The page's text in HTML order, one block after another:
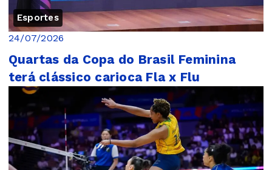
Esportes
24/07/2026
Quartas da Copa do Brasil Feminina
terá clássico carioca Fla x Flu